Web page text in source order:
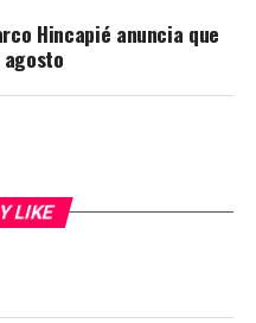
Hincapié anuncia que
LIKE